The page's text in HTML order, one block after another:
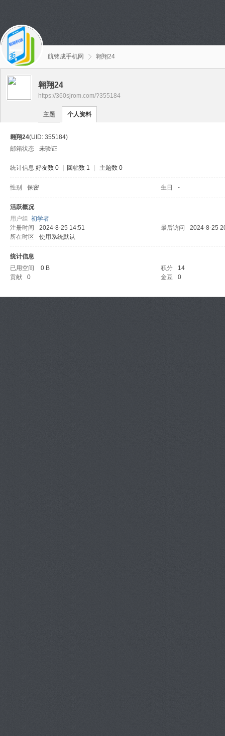
航铭成手机网 翱翔24
翱翔24
https://360sjrom.com/?355184
主题 个人资料
翱翔24(UID: 355184)
邮箱状态
未验证
统计信息 好友数 0 回帖数 1 主题数 0
性别 保密 生日 -
活跃概况
用户组 初学者
注册时间
2024-8-25 14:51 最后访问
2024-8-25
所在时区
使用系统默认
统计信息
已用空间
0 B 积分
14
贡献
0 金豆 0